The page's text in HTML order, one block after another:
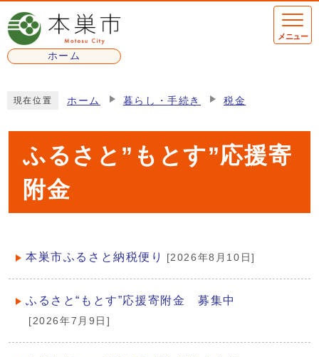
ページの先頭です
ホーム
メニュー
現在位置 ホーム 暮らし・手続き 税金
ふるさと”もとす”応援寄
附金
メインメニュー
本巣市ふるさと納税便り [2026年8月10日]
ふるさと“もとす”応援寄附金 募集中
[2026年7月9日]